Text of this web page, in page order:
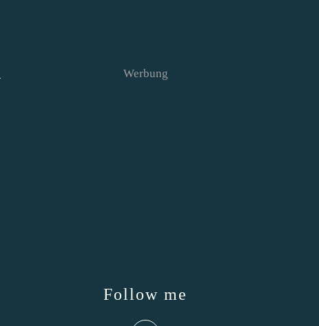
Follow me
Werbung